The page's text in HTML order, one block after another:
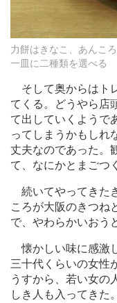
力餅はきなこ、あんこ
一皿に二種類を選べる
そして奥からはト
てくる。どうやら店
て出していくようで
ってしまうかもしれ
丈夫なのであった。
て、なにかとまごつ
続いてやってきた
ころが大阪のきつね
で、やわらかいおう
懐かしい味に感激
三十代くらいの女性
うすから、若い女の
しき人も入ってきた